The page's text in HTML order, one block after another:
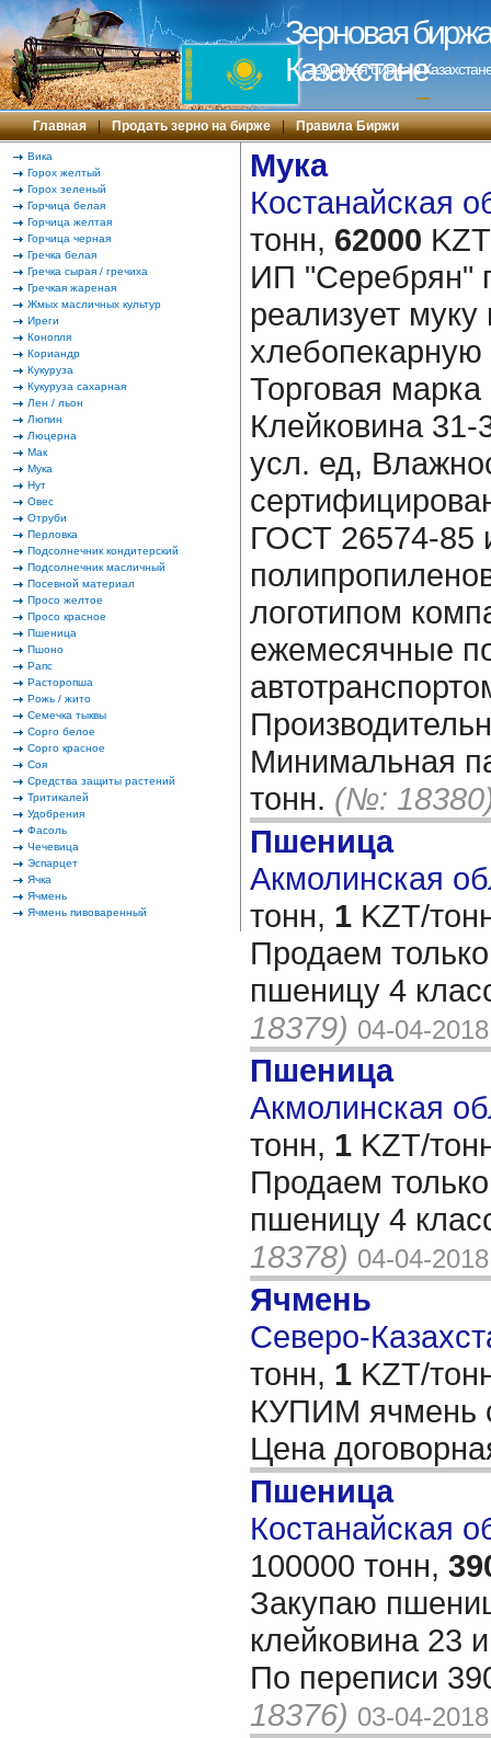
Зерновая
Казахстане
Зерновая биржа в
---
Главная | Продать зерно на бирже | Правила Биржи
Вика
Горох желтый
Горох зеленый
Горчица белая
Горчица желтая
Горчица черная
Гречка белая
Гречка сырая / гречиха
Гречкая жареная
Жмых масличных культур
Иреги
Конопля
Кориандр
Кукуруза
Кукуруза сахарная
Лен / льон
Люпин
Люцерна
Мак
Мука
Нут
Овес
Отруби
Перловка
Подсолнечник кондитерский
Подсолнечник масличный
Посевной материал
Просо желтое
Просо красное
Пшеница
Пшоно
Рапс
Расторопша
Рожь / жито
Семечка тыквы
Сорго белое
Сорго красное
Соя
Средства защиты растений
Тритикалей
Удобрения
Фасоль
Чечевица
Эспарцет
Ячка
Ячмень
Ячмень пивоваренный
Мука
Костанайская
тонн, 62000
ИП "Серебрян"
реализует
хлебопекарную
Торговая
Клейковина
усл. ед,
ГОСТ 26574-85
логотипом
ежемесячные
Минимальная
тонн. (№:
Пшеница
Акмолинская
тонн, 1 KZT/
Продаем
пшеницу 4
18379) 04-04-2018
Пшеница
Акмолинская
тонн, 1 KZT/
Продаем
пшеницу 4
18378) 04-04-2018
Ячмень
Северо-
тонн, 1 KZT/
КУПИМ ячмень
Цена
Пшеница
Костанайская
100000 тонн,
Закупаю
клейковина 23
По переписи
18376) 03-04-2018